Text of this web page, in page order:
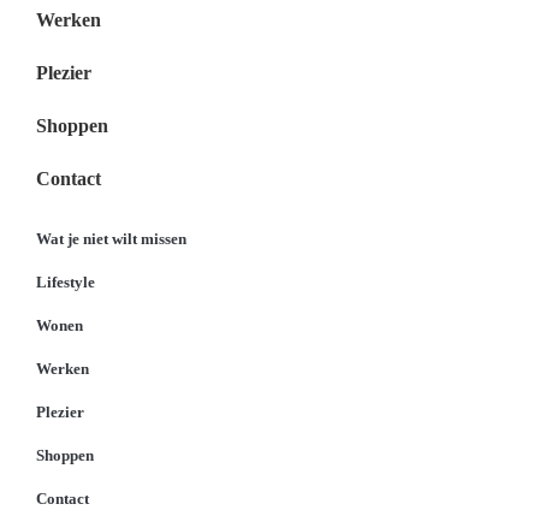
Werken
Plezier
Shoppen
Contact
Wat je niet wilt missen
Lifestyle
Wonen
Werken
Plezier
Shoppen
Contact